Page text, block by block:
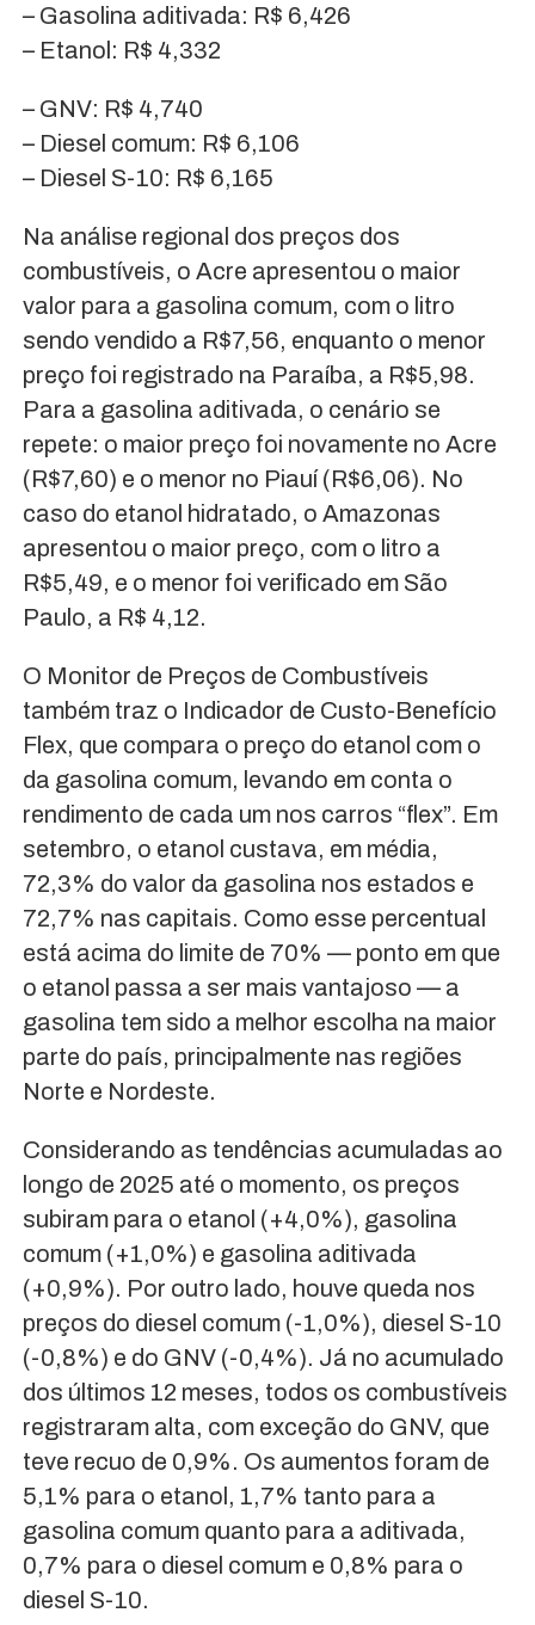
– Gasolina aditivada: R$ 6,426
– Etanol: R$ 4,332
– GNV: R$ 4,740
– Diesel comum: R$ 6,106
– Diesel S-10: R$ 6,165
Na análise regional dos preços dos
combustíveis, o Acre apresentou o maior
valor para a gasolina comum, com o litro
sendo vendido a R$7,56, enquanto o menor
preço foi registrado na Paraíba, a R$5,98.
Para a gasolina aditivada, o cenário se
repete: o maior preço foi novamente no Acre
(R$7,60) e o menor no Piauí (R$6,06). No
caso do etanol hidratado, o Amazonas
apresentou o maior preço, com o litro a
R$5,49, e o menor foi verificado em São
Paulo, a R$ 4,12.
O Monitor de Preços de Combustíveis
também traz o Indicador de Custo-Benefício
Flex, que compara o preço do etanol com o
da gasolina comum, levando em conta o
rendimento de cada um nos carros “flex”. Em
setembro, o etanol custava, em média,
72,3% do valor da gasolina nos estados e
72,7% nas capitais. Como esse percentual
está acima do limite de 70% — ponto em que
o etanol passa a ser mais vantajoso — a
gasolina tem sido a melhor escolha na maior
parte do país, principalmente nas regiões
Norte e Nordeste.
Considerando as tendências acumuladas ao
longo de 2025 até o momento, os preços
subiram para o etanol (+4,0%), gasolina
comum (+1,0%) e gasolina aditivada
(+0,9%). Por outro lado, houve queda nos
preços do diesel comum (-1,0%), diesel S-10
(-0,8%) e do GNV (-0,4%). Já no acumulado
dos últimos 12 meses, todos os combustíveis
registraram alta, com exceção do GNV, que
teve recuo de 0,9%. Os aumentos foram de
5,1% para o etanol, 1,7% tanto para a
gasolina comum quanto para a aditivada,
0,7% para o diesel comum e 0,8% para o
diesel S-10.